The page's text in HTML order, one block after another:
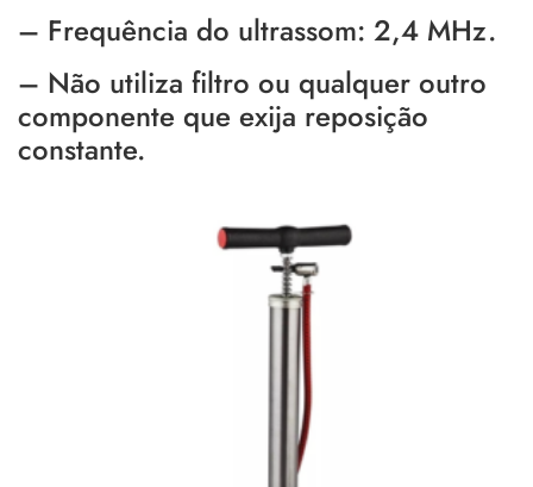
– Frequência do ultrassom: 2,4 MHz.
– Não utiliza filtro ou qualquer outro
componente que exija reposição
constante.